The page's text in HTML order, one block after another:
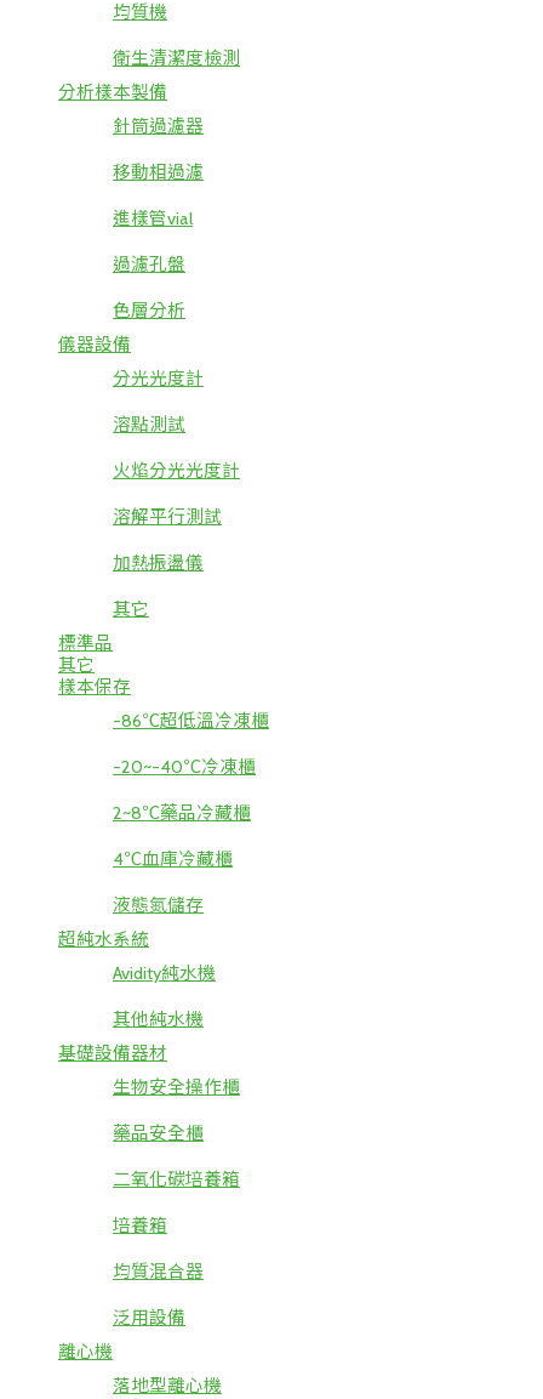
均質機
衛生清潔度檢測
分析樣本製備
針筒過濾器
移動相過濾
進樣管vial
過濾孔盤
色層分析
儀器設備
分光光度計
溶點測試
火焰分光光度計
溶解平行測試
加熱振盪儀
其它
標準品
其它
樣本保存
-86℃超低溫冷凍櫃
-20~-40℃冷凍櫃
2~8℃藥品冷藏櫃
4℃血庫冷藏櫃
液態氮儲存
超純水系統
Avidity純水機
其他純水機
基礎設備器材
生物安全操作櫃
藥品安全櫃
二氧化碳培養箱
培養箱
均質混合器
泛用設備
離心機
落地型離心機